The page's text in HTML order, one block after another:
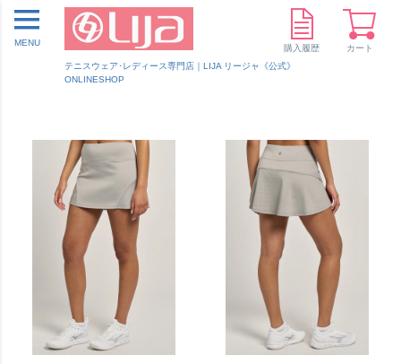
テニスウェア･レディース専門店｜LIJA リージャ《公式》
ONLINESHOP
MENU
購入履歴 カート